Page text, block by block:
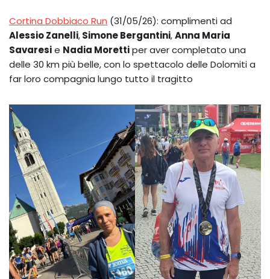
Cortina Dobbiaco Run (31/05/26): complimenti ad
Alessio Zanelli,Simone Bergantini,Anna Maria
Savaresie Nadia Morettiper aver completato una
delle 30 km più belle, con lo spettacolo delle Dolomiti a
far loro compagnia lungo tutto il tragitto